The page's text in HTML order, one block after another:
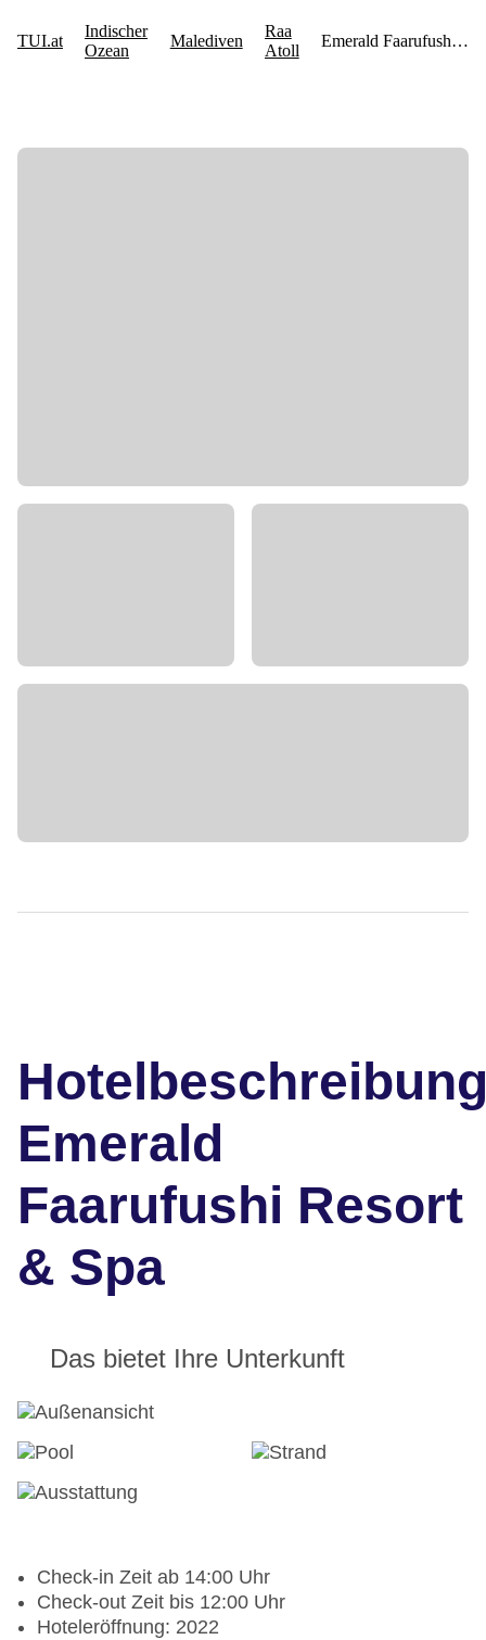
Emerald
Faarufushi Resort
& Spa
Das bietet Ihre Unterkunft
Check-in Zeit ab 14:00 Uhr
Check-out Zeit bis 12:00 Uhr
Hoteleröffnung: 2022